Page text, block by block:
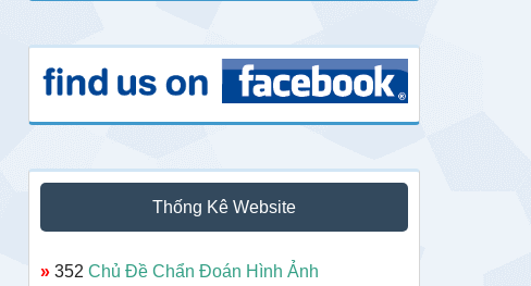
Thống Kê Website
» 352 Chủ Đề Chẩn Đoán Hình Ảnh